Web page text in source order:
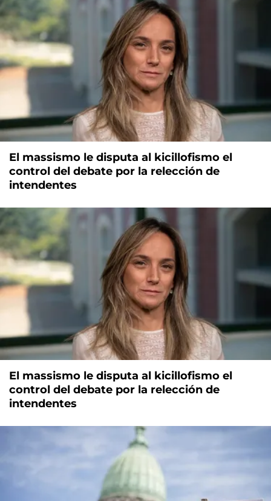
El massismo le disputa al kicillofismo el
control del debate por la relección de
intendentes
El massismo le disputa al kicillofismo el
control del debate por la relección de
intendentes